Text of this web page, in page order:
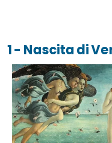
1 - Nascita di